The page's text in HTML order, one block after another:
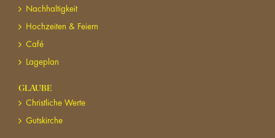
Nachhaltigkeit
Hochzeiten & Feiern
Café
Lageplan
GLAUBE
Christliche Werte
Gutskirche